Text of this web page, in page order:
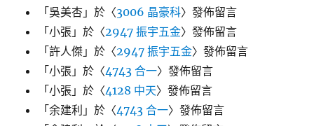
「吳美杏 」於〈3006 晶豪科〉發佈留言
「小張 」於〈2947 振宇五金〉發佈留言
「許人傑 」於〈2947 振宇五金〉發佈留言
「小張 」於〈4743 合一〉發佈留言
「小張 」於〈4128 中天〉發佈留言
「余建利 」於〈4743 合一〉發佈留言